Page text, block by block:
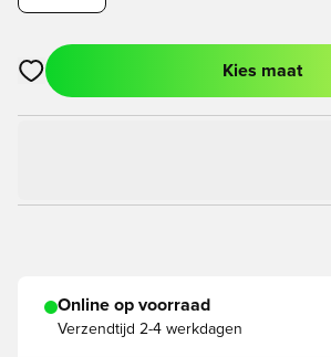
Opent een venster om in te loggen of je
Kies maat
Online op voorraad
Verzendtijd 2-4 werkdagen